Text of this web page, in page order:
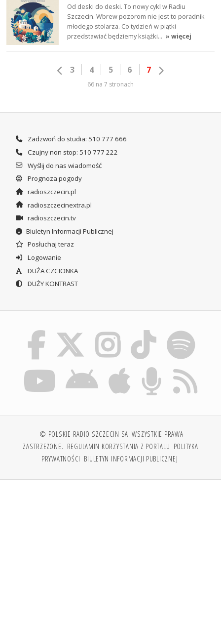
Od deski do deski. To nowy cykl w Radiu
Szczecin. Wbrew pozorom nie jest to poradnik
młodego stolarza. Co tydzień w piątki
przedstawiać będziemy książki… » więcej
3 4 5 6 7
66 na 7 stronach
Zadzwoń do studia: 510 777 666
Czujny non stop: 510 777 222
Wyślij do nas wiadomość
Prognoza pogody
radioszczecin.pl
radioszczecinextra.pl
radioszczecin.tv
Biuletyn Informacji Publicznej
Posłuchaj teraz
Logowanie
DUŻA CZCIONKA
DUŻY KONTRAST
© POLSKIE RADIO SZCZECIN SA. WSZYSTKIE PRAWA
ZASTRZEŻONE. REGULAMIN KORZYSTANIA Z PORTALU POLITYKA
PRYWATNOŚCI BIULETYN INFORMACJI PUBLICZNEJ